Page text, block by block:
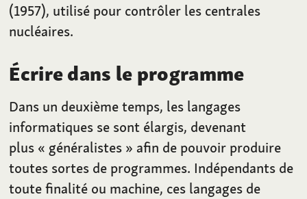
(1957), utilisé pour contrôler les centrales
nucléaires.
Écrire dans le programme
Dans un deuxième temps, les langages
informatiques se sont élargis, devenant
plus « généralistes » afin de pouvoir produire
toutes sortes de programmes. Indépendants de
toute finalité ou machine, ces langages de